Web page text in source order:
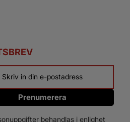
Prenumerera
behandlas i enlighet